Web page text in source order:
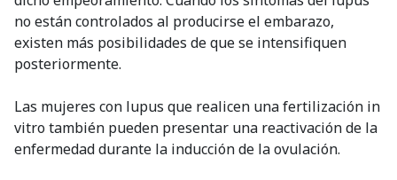
no están controlados al producirse el embarazo,
existen más posibilidades de que se intensifiquen
posteriormente.
Las mujeres con lupus que realicen una fertilización in
vitro también pueden presentar una reactivación de la
enfermedad durante la inducción de la ovulación.